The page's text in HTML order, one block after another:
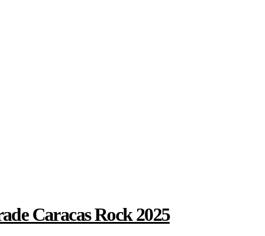
Caracas Rock 2025